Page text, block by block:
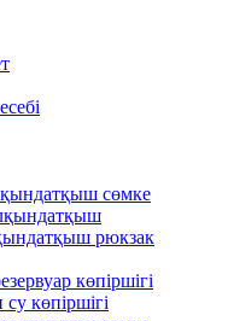
сөмке
рюкзак
көпіршігі
көпіршігі